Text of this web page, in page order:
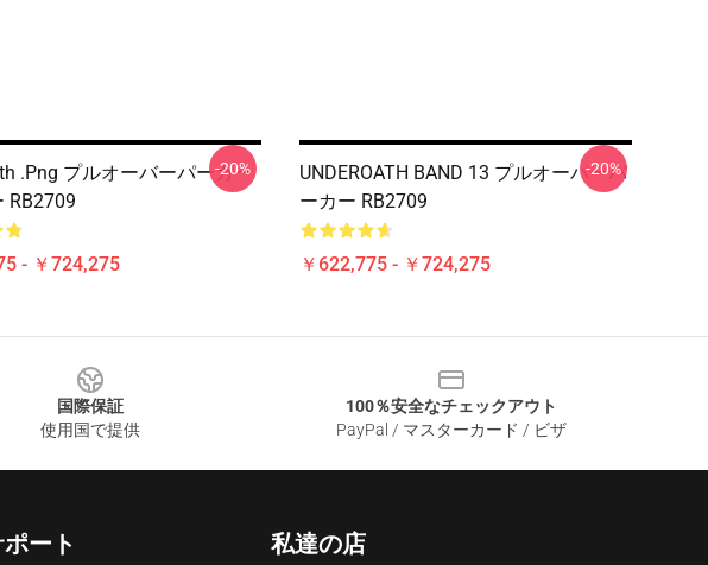
.png プルオーバーパーカー
RB2709
- ￥724,275
-20%
UNDEROATH BAND 13 プルオーバーパ
ーカー RB2709
￥622,775 - ￥724,275
-20%
国際保証
使用国で提供
100％安全なチェックアウト
PayPal / マスターカード / ビザ
ート 私達の店